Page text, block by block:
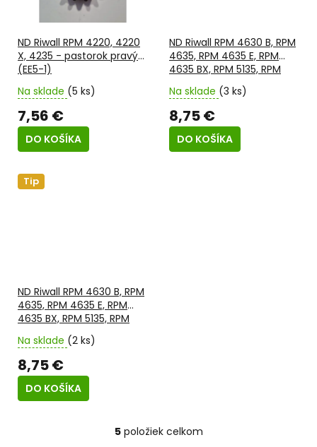
ND Riwall RPM 4220, 4220
X, 4235 - pastorok pravý
(EE5-1)
Na sklade (5 ks)
7,56 €
DO KOŠÍKA
ND Riwall RPM 4630 B, RPM
4635, RPM 4635 E, RPM
4635 BX, RPM 5135, RPM
5135 B, RPM 5135 BX, RPM
5135 E, RPM 5140 V, RPM
5355, RALM 4640 SPi,
MYARD BS 51-13 - pastorok
ľavý (B3-5)
Na sklade (3 ks)
8,75 €
DO KOŠÍKA
Tip
ND Riwall RPM 4630 B, RPM
4635, RPM 4635 E, RPM
4635 BX, RPM 5135, RPM
5135 B, RPM 5135 BX, RPM
5135 E, RPM 5140 V, RPM
5355, RALM 4640 SPi,
MYARD BS 51-13 - pastorok
pravý (B3-4)
Na sklade (2 ks)
8,75 €
DO KOŠÍKA
O
5položiek celkom